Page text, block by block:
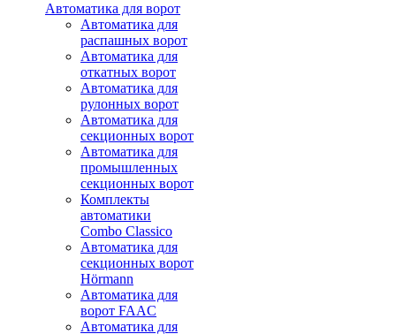
Автоматика для ворот
Автоматика для
распашных ворот
Автоматика для
откатных ворот
Автоматика для
рулонных ворот
Автоматика для
секционных ворот
Автоматика для
промышленных
секционных ворот
Комплекты
автоматики
Combo Classico
Автоматика для
секционных ворот
Hörmann
Автоматика для
ворот FAAC
Автоматика для